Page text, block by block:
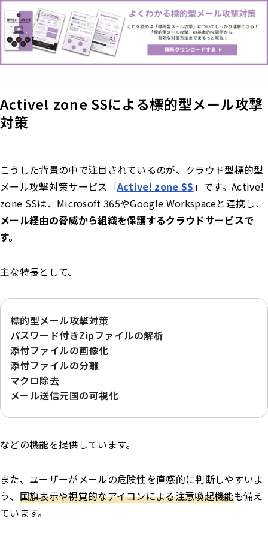
Active! zone SSによる標的型メール攻撃
対策
こうした背景の中で注目されているのが、クラウド型標的型
メール攻撃対策サービス「Active! zone SS」です。Active!
zone SSは、Microsoft 365やGoogle Workspaceと連携し、
メール経由の脅威から組織を保護するクラウドサービスで
す。
主な特長として、
標的型メール攻撃対策
パスワード付きZipファイルの解析
添付ファイルの画像化
添付ファイルの分離
マクロ除去
メール送信元国の可視化
などの機能を提供しています。
また、ユーザーがメールの危険性を直感的に判断しやすいよ
う、 国旗表示や視覚的なアイコンによる注意喚起機能も備え
ています。